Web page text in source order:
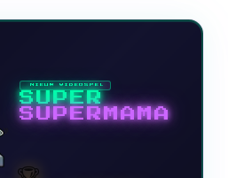
NIEUW VIDEOSPEL
SUPER
SUPERMAMA